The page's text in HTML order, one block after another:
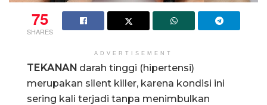
75
SHARES
ADVERTISEMENT
TEKANAN darah tinggi (hipertensi)
merupakan silent killer, karena kondisi ini
sering kali terjadi tanpa menimbulkan